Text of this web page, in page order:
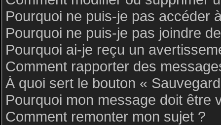
Pourquoi ne puis-je pas accéder
Pourquoi ne puis-je pas joindre
Pourquoi ai-je reçu un
Comment rapporter des
À quoi sert le bouton «
Pourquoi mon message doit être
Comment remonter mon sujet ?